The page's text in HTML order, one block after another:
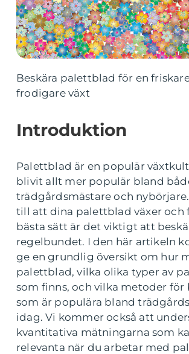
Beskära palettblad för en
frodigare växt
Introduktion
Palettblad är en populär
blivit allt mer populär bland
trädgårdsmästare och
till att dina palettblad växer och
bästa sätt är det viktigt att
regelbundet. I den här artikeln
ge en grundlig översikt om hur
palettblad, vilka olika typer av
som finns, och vilka metoder för
som är populära bland
idag. Vi kommer också att
kvantitativa mätningarna som
relevanta när du arbetar med